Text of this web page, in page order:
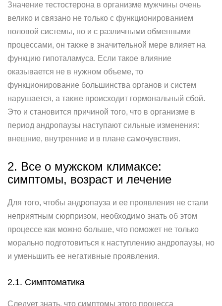
Значение тестостерона в организме мужчины очень
велико и связано не только с функционированием
половой системы, но и с различными обменными
процессами, он также в значительной мере влияет на
функцию гипоталамуса. Если такое влияние
оказывается не в нужном объеме, то
функционирование большинства органов и систем
нарушается, а также происходит гормональный сбой.
Это и становится причиной того, что в организме в
период андропаузы наступают сильные изменения:
внешние, внутренние и в плане самочувствия.
2. Все о мужском климаксе:
симптомы, возраст и лечение
Для того, чтобы андропауза и ее проявления не стали
неприятным сюрпризом, необходимо знать об этом
процессе как можно больше, что поможет не только
морально подготовиться к наступлению андропаузы, но
и уменьшить ее негативные проявления.
2.1. Симптоматика
Следует знать, что симптомы этого процесса